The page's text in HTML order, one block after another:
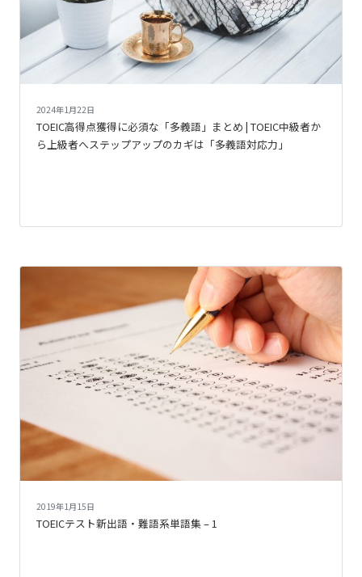
2024年1月22日
TOEIC高得点獲得に必須な「多義語」まとめ | TOEIC中級者か
ら上級者へステップアップのカギは「多義語対応力」
2019年1月15日
TOEICテスト新出語・難語系単語集 – 1